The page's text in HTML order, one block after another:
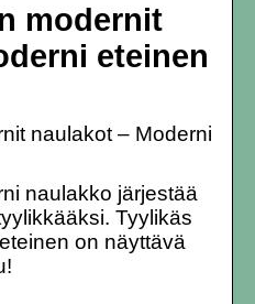
modernit
eteinen
naulakot – Moderni
naulakko järjestää
Tyylikäs
on näyttävä